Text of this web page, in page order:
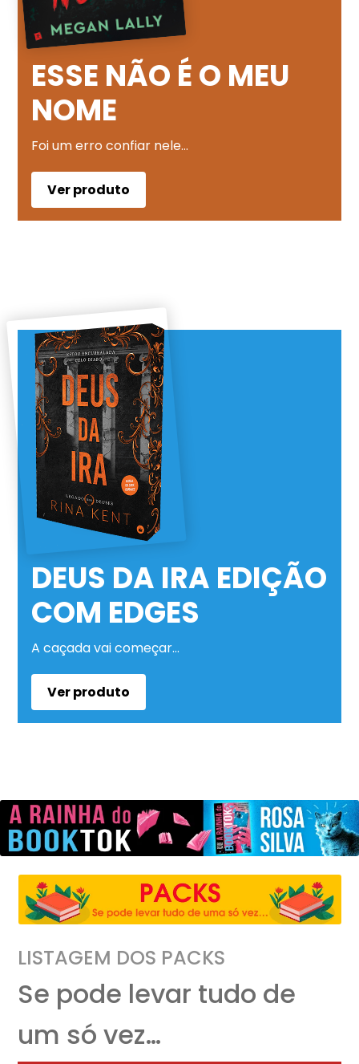
ESSE NÃO É O MEU
NOME
Foi um erro confiar nele…
Ver produto
DEUS DA IRA EDIÇÃO
COM EDGES
A caçada vai começar…
Ver produto
LISTAGEM DOS PACKS
Se pode levar tudo de
um só vez…